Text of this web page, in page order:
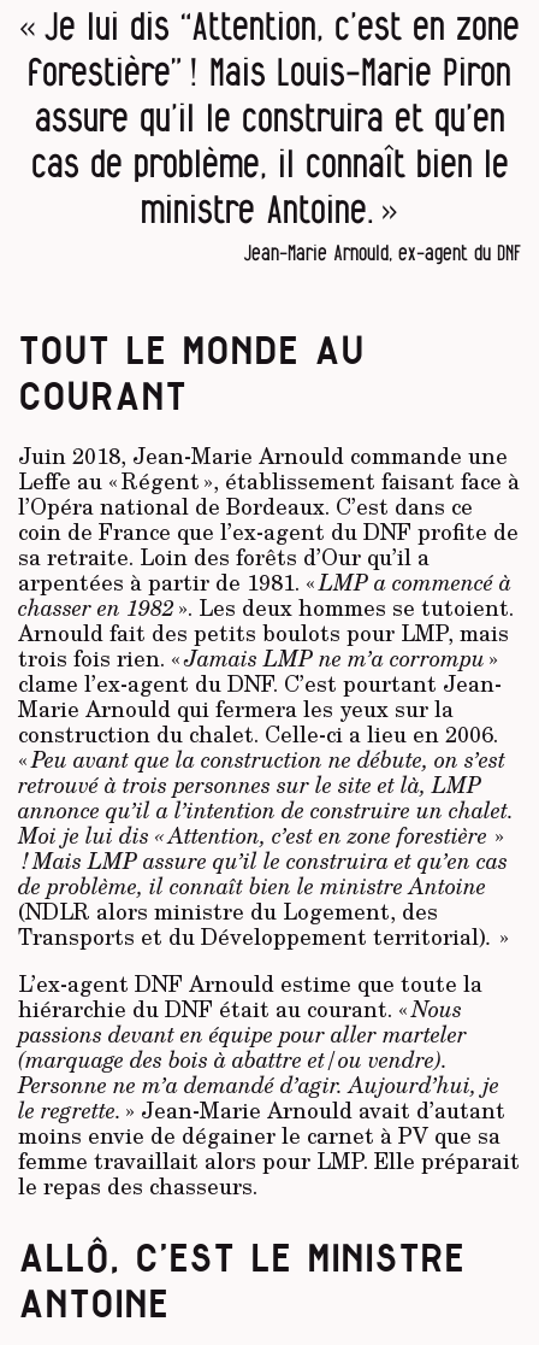
« Je lui dis “Attention, c’est en zone
forestière” ! Mais Louis-Marie Piron
assure qu’il le construira et qu’en
cas de problème, il connaît bien le
ministre Antoine. »
Jean-Marie Arnould, ex-agent du DNF
TOUT LE MONDE AU
COURANT
Juin 2018, Jean-Marie Arnould commande une
Leffe au « Régent », établissement faisant face à
l’Opéra national de Bordeaux. C’est dans ce
coin de France que l’ex-agent du DNF profite de
sa retraite. Loin des forêts d’Our qu’il a
arpentées à partir de 1981. «LMP a commencé à
chasser en 1982». Les deux hommes se tutoient.
Arnould fait des petits boulots pour LMP, mais
trois fois rien. «Jamais LMP ne m’a corrompu»
clame l’ex-agent du DNF. C’est pourtant Jean-
Marie Arnould qui fermera les yeux sur la
construction du chalet. Celle-ci a lieu en 2006.
«Peu avant que la construction ne débute, on s’est
retrouvé à trois personnes sur le site et là, LMP
annonce qu’il a l’intention de construire un chalet.
Moi je lui dis « Attention, c’est en zone forestière »
! Mais LMP assure qu’il le construira et qu’en cas
de problème, il connaît bien le ministre Antoine
(NDLR alors ministre du Logement, des
Transports et du Développement territorial). »
L’ex-agent DNF Arnould estime que toute la
hiérarchie du DNF était au courant. «Nous
passions devant en équipe pour aller marteler
(marquage des bois à abattre et/ou vendre).
Personne ne m’a demandé d’agir. Aujourd’hui, je
le regrette. » Jean-Marie Arnould avait d’autant
moins envie de dégainer le carnet à PV que sa
femme travaillait alors pour LMP. Elle préparait
le repas des chasseurs.
ALLÔ, C’EST LE MINISTRE
ANTOINE